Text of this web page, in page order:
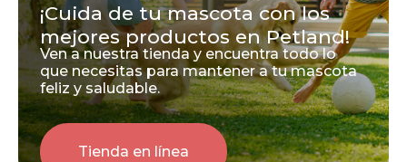
¡Cuida de tu mascota con los
mejores productos en Petland!
Ven a nuestra tienda y encuentra todo lo
que necesitas para mantener a tu mascota
feliz y saludable.
Tienda en línea